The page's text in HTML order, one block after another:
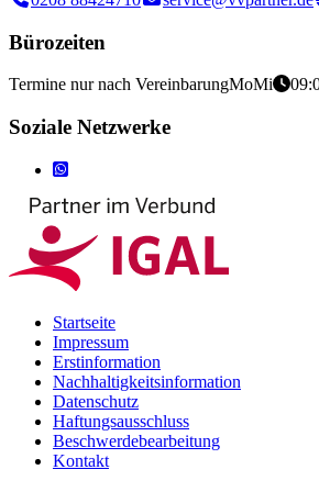
Bürozeiten
Termine nur nach VereinbarungMoMi
Soziale Netzwerke
Startseite
Impressum
Erstinformation
Nachhaltigkeitsinformation
Datenschutz
Haftungsausschluss
Beschwerdebearbeitung
Kontakt